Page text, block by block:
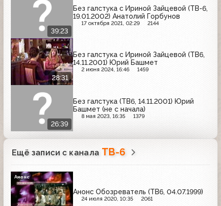
39:23
Без галстука с Ириной Зайцевой (ТВ-6,
19.01.2002) Анатолий Горбунов
17 октября 2021, 02:29 2144
28:31
Без галстука с Ириной Зайцевой (ТВ6,
14.11.2001) Юрий Башмет
2 июня 2024, 16:46 1459
26:39
Без галстука (ТВ6, 14.11.2001) Юрий
Башмет (не с начала)
8 мая 2023, 16:35 1379
Ещё записи с канала ТВ-6
Анонс Обозреватель (ТВ6, 04.07.1999)
24 июля 2020, 10:35 2061
Анонс